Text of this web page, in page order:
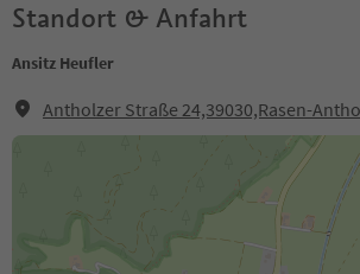
Standort & Anfahrt
Ansitz Heufler
Antholzer Straße 24,39030,Rasen-